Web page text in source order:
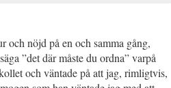
och nöjd på en och samma gång,
”det där måste du ordna” varpå
och väntade på att jag, rimligtvis,